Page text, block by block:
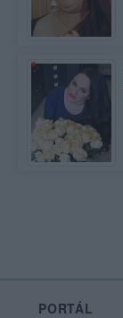
PORTÁL